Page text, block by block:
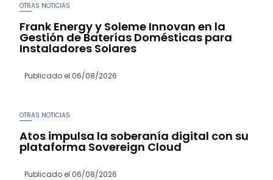
OTRAS NOTICIAS
Frank Energy y Soleme Innovan en la
Gestión de Baterías Domésticas para
Instaladores Solares
Publicado el 06/08/2026
OTRAS NOTICIAS
Atos impulsa la soberanía digital con su
plataforma Sovereign Cloud
Publicado el 06/08/2026